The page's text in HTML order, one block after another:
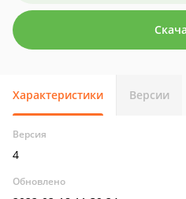
Характеристики Версии
Версия
4
Обновлено